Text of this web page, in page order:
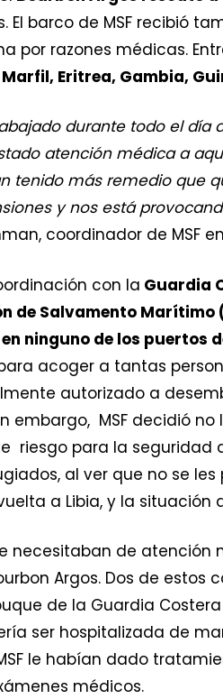
El barco de MSF recibió
por razones médicas.
Eritrea, Gambia,
durante todo el
atención médica a
tenido más remedio que
y nos está
coordinador de MSF
con la Guardia
de Salvamento Marítimo
ninguno de los puertos
acoger a tantas
autorizado a
embargo, MSF decidió
riesgo para la seguridad
al ver que no se
a Libia, y la
necesitaban de
Argos. Dos de
de la Guardia
ser hospitalizada de
le habían dado
médicos.